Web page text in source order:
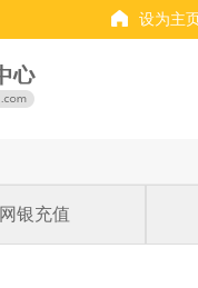
设为主
网银充值